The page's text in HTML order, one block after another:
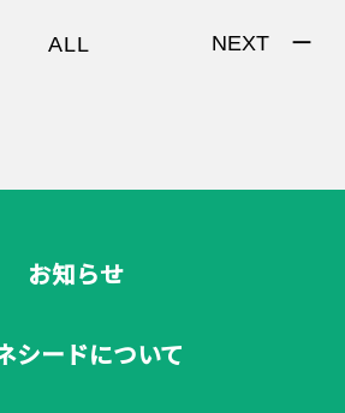
ALL NEXT ー
お知らせ
シードについて